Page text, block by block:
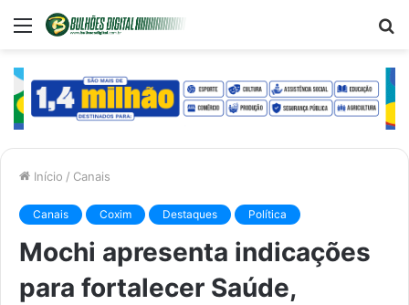
Menu
Início / Canais
Canais Coxim Destaques Política
Mochi apresenta indicações
para fortalecer Saúde,